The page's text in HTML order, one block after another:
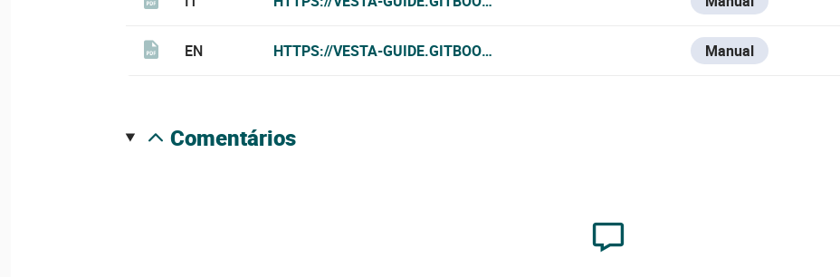
EN HTTPS://VESTA-GUIDE.GITBOOK.IO/VESTA-KNOWLEDGE-BASE/VSD-512
Manual
comentários